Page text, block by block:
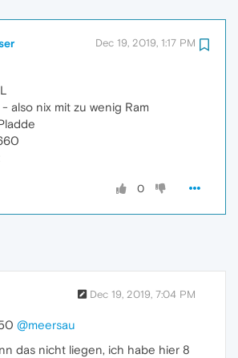
Dec 19, 2019, 1:17 PM
- also nix mit zu wenig Ram
0
Dec 19, 2019, 7:04 PM
@meersau
das nicht liegen, ich habe hier 8